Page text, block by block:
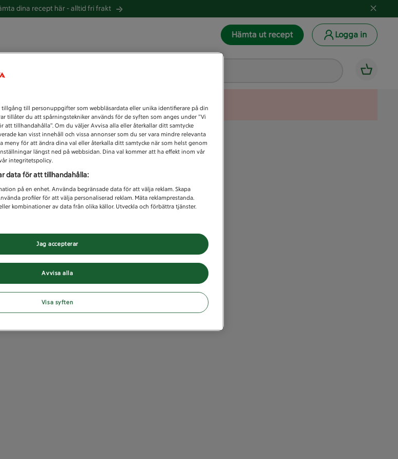
dina recept här -alltid fri frakt
Hämta ut recept Logga in
Unknown error
till personuppgifter som webbläsardata eller unika identifierare på din
tillåter du att spårningstekniker används för de syften som anges under ”Vi
att tillhandahålla”. Om du väljer Avvisa alla eller återkallar ditt samtycke
kan visst innehåll och vissa annonser som du ser vara mindre relevanta
meny för att ändra dina val eller återkalla ditt samtycke när som helst genom
längst ned på webbsidan. Dina val kommer att ha effekt inom vår
integritetspolicy.
data för att tillhandahålla:
på en enhet. Använda begränsade data för att välja reklam. Skapa
profiler för att välja personaliserad reklam. Mäta reklamprestanda.
kombinationer av data från olika källor. Utveckla och förbättra tjänster.
Avvisa alla
Jag accepterar
Visa syften